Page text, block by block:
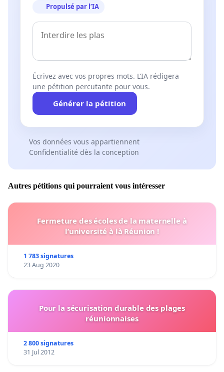
Propulsé par l’IA
Écrivez avec vos propres mots. L’IA rédigera
une pétition percutante pour vous.
Générer la pétition
Vos données vous appartiennent
Confidentialité dès la conception
Autres pétitions qui pourraient vous intéresser
Fermeture des écoles de la maternelle à
l’université à là Réunion !
1 783 signatures
23 Aug 2020
Pour la sécurisation durable des plages
réunionnaises
2 800 signatures
31 Jul 2012